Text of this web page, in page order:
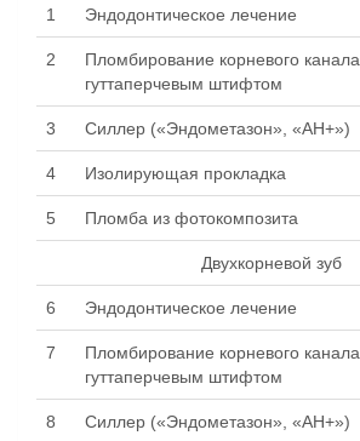
1 Эндодонтическое лечение
2
Пломбирование корневого канала
гуттаперчевым штифтом
3 Силлер («Эндометазон», «АН+»)
4 Изолирующая прокладка
5 Пломба из фотокомпозита
Двухкорневой зуб
6 Эндодонтическое лечение
7
Пломбирование корневого канала
гуттаперчевым штифтом
8 Силлер («Эндометазон», «АН+»)